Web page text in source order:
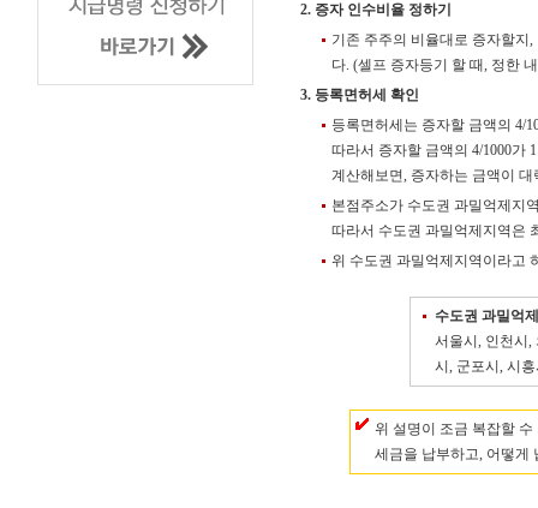
2. 증자 인수비율 정하기
기존 주주의 비율대로 증자할지
다. (셀프 증자등기 할 때, 정한
3. 등록면허세 확인
등록면허세는 증자할 금액의 4/
따라서 증자할 금액의 4/1000가
계산해보면, 증자하는 금액이 대
본점주소가 수도권 과밀억제지
따라서 수도권 과밀억제지역은
위 수도권 과밀억제지역이라고
수도권 과밀억
서울시, 인천시,
시, 군포시, 시
위 설명이 조금 복잡할
세금을 납부하고, 어떻게